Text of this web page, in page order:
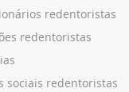
redentoristas
redentoristas
sociais redentoristas